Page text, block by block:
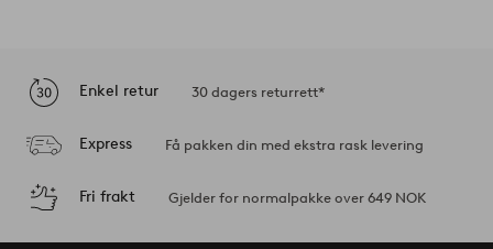
Enkel retur 30 dagers returrett*
Express Få pakken din med ekstra rask levering
Fri frakt Gjelder for normalpakke over 649 NOK